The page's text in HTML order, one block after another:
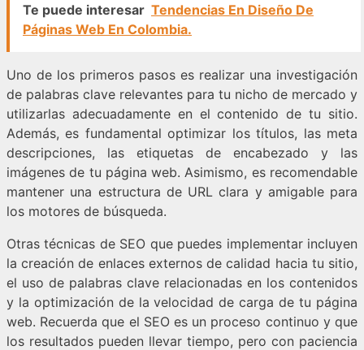
Te puede interesar Tendencias En Diseño De
Páginas Web En Colombia.
Uno de los primeros pasos es realizar una investigación
de palabras clave relevantes para tu nicho de mercado y
utilizarlas adecuadamente en el contenido de tu sitio.
Además, es fundamental optimizar los títulos, las meta
descripciones, las etiquetas de encabezado y las
imágenes de tu página web. Asimismo, es recomendable
mantener una estructura de URL clara y amigable para
los motores de búsqueda.
Otras técnicas de SEO que puedes implementar incluyen
la creación de enlaces externos de calidad hacia tu sitio,
el uso de palabras clave relacionadas en los contenidos
y la optimización de la velocidad de carga de tu página
web. Recuerda que el SEO es un proceso continuo y que
los resultados pueden llevar tiempo, pero con paciencia